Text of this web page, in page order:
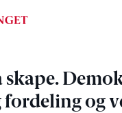
skape.
og